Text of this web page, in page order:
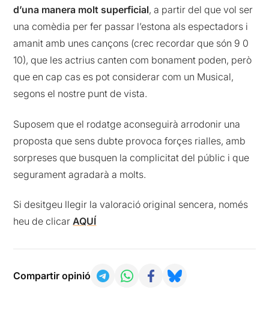
d’una manera molt superficial, a partir del que vol ser
una comèdia per fer passar l’estona als espectadors i
amanit amb unes cançons (crec recordar que són 9 0
10), que les actrius canten com bonament poden, però
que en cap cas es pot considerar com un Musical,
segons el nostre punt de vista.
Suposem que el rodatge aconseguirà arrodonir una
proposta que sens dubte provoca forçes rialles, amb
sorpreses que busquen la complicitat del públic i que
segurament agradarà a molts.
Si desitgeu llegir la valoració original sencera, només
heu de clicarAQUÍ
Compartir opinió